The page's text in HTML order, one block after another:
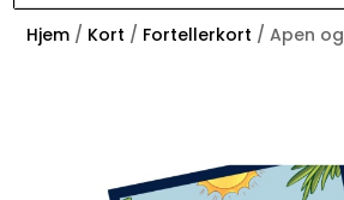
Hjem / Kort / Fortellerkort / Apen